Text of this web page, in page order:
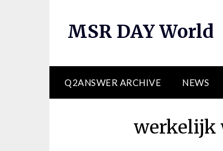
MSR DAY World
Q2ANSWER ARCHIVE NEWS
werkelijk